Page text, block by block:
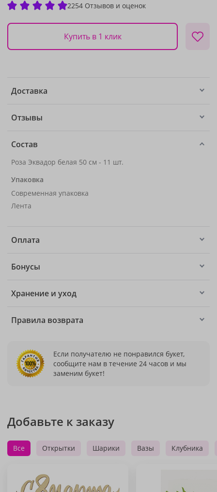
2254 Отзывов и оценок
Купить в 1 клик
Доставка
Отзывы
Состав
Роза Эквадор белая 50 см - 11 шт.
Упаковка
Современная упаковка
Лента
Оплата
Бонусы
Хранение и уход
Правила возврата
Если получателю не понравился букет,
сообщите нам в течение 24 часов и мы
заменим букет!
Добавьте к заказу
Все Открытки Шарики Вазы Клубника